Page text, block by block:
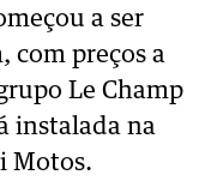
a ser
com preços a
Le Champ
instalada na
Motos.